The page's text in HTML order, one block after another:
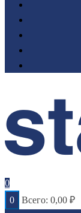
0
0
Всего: 0,00 ₽